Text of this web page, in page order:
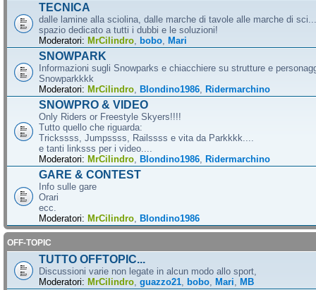
TECNICA
dalle lamine alla sciolina, dalle marche di tavole alle marche di
spazio dedicato a tutti i dubbi e le soluzioni!
Moderatori: MrCilindro bobo Mari
SNOWPARK
Informazioni sugli Snowparks e chiacchiere su strutture e
Snowparkkkk
Moderatori: MrCilindro Blondino1986 Ridermarchino
SNOWPRO & VIDEO
Only Riders or Freestyle Skyers!!!!
Tutto quello che riguarda:
Trickssss, Jumpssss, Railssss e vita da Parkkkk....
e tanti linksss per i video....
Moderatori: MrCilindro Blondino1986 Ridermarchino
GARE & CONTEST
Info sulle gare
Orari
ecc.
Moderatori: MrCilindro Blondino1986
OFF-TOPIC
TUTTO OFFTOPIC...
Discussioni varie non legate in alcun modo allo sport,
Moderatori: MrCilindro guazzo21 bobo Mari MB